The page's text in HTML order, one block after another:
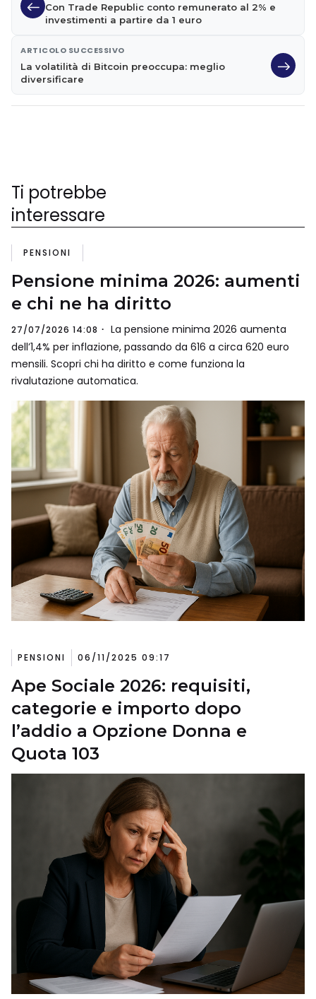
Con Trade Republic conto remunerato al 2% e
investimenti a partire da 1 euro
ARTICOLO SUCCESSIVO
La volatilità di Bitcoin preoccupa: meglio
diversificare
Ti potrebbe
interessare
PENSIONI
Pensione minima 2026: aumenti
e chi ne ha diritto
27/07/2026 14:08
La pensione minima 2026 aumenta
dell’1,4% per inflazione, passando da 616 a circa 620 euro
mensili. Scopri chi ha diritto e come funziona la
rivalutazione automatica.
PENSIONI 06/11/2025 09:17
Ape Sociale 2026: requisiti,
categorie e importo dopo
l’addio a Opzione Donna e
Quota 103